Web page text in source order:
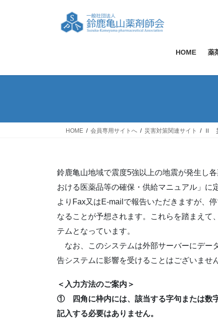
ス
ン
HOME 薬
HOME 会員専用サイトへ 災害対策関連サイト Ⅱ
鈴鹿亀山地域で震度5強以上の地震が発生し
おける医薬品等の確保・供給マニュアル」に
よりFax又はE-mailで報告いただきますが、
なることが予想されます。これらを踏まえて
テムとなっています。
なお、このシステムは外部サーバーにデー
告システムに影響を受けることはございませ
＜入力方法のご案内＞
① 四角に枠内には、該当する字句または数
記入する必要はありません。